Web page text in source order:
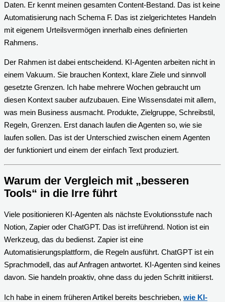
Daten. Er kennt meinen gesamten Content-Bestand. Das ist keine
Automatisierung nach Schema F. Das ist zielgerichtetes Handeln
mit eigenem Urteilsvermögen innerhalb eines definierten
Rahmens.
Der Rahmen ist dabei entscheidend. KI-Agenten arbeiten nicht in
einem Vakuum. Sie brauchen Kontext, klare Ziele und sinnvoll
gesetzte Grenzen. Ich habe mehrere Wochen gebraucht um
diesen Kontext sauber aufzubauen. Eine Wissensdatei mit allem,
was mein Business ausmacht. Produkte, Zielgruppe, Schreibstil,
Regeln, Grenzen. Erst danach laufen die Agenten so, wie sie
laufen sollen. Das ist der Unterschied zwischen einem Agenten
der funktioniert und einem der einfach Text produziert.
Warum der Vergleich mit „besseren
Tools“ in die Irre führt
Viele positionieren KI-Agenten als nächste Evolutionsstufe nach
Notion, Zapier oder ChatGPT. Das ist irreführend. Notion ist ein
Werkzeug, das du bedienst. Zapier ist eine
Automatisierungsplattform, die Regeln ausführt. ChatGPT ist ein
Sprachmodell, das auf Anfragen antwortet. KI-Agenten sind keines
davon. Sie handeln proaktiv, ohne dass du jeden Schritt initiierst.
Ich habe in einem früheren Artikel bereits beschrieben, wie KI-